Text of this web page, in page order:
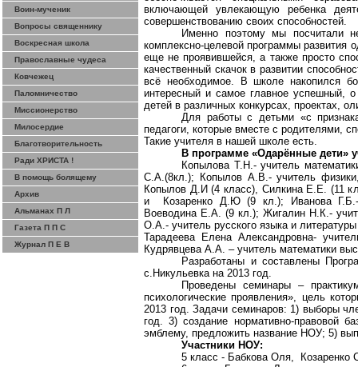
Воин-мученик
Вопросы священнику
Воскресная школа
Православные чудеса
Ковчежец
Паломничество
Миссионерство
Милосердие
Благотворительность
Ради ХРИСТА !
В помощь болящему
Архив
Альманах П Л
Газета П П С
Журнал П Е В
включающей увлекающую ребенка
совершенствованию своих способностей.
Именно поэтому мы посчитали
комплексно-целевой программы развития
еще не проявившейся, а также просто
качественный скачок в развитии
всё необходимое. В школе накопился
интересный и самое главное успешный,
детей в различных конкурсах, проектах,
Для работы с детьми «с
педагоги, которые вместе с родителями,
Такие учителя в нашей школе есть.
В программе «Одарённые дети»
Копылова Т.Н.- учитель
С.А.(8кл.); Копылов А.В.- учитель
Копылов Д.И (4 класс), Силкина Е.Е. (11
и
Козаренко Д.Ю (9 кл.); Иванова
Воеводина Е.А. (9 кл.); Жигалин Н.К.-
О.А.- учитель русского языка и
Тарадеева Елена Александровна-
Кудрявцева А.А. – учитель математики
Разработаны и составлены
с.Никульевка на 2013 год.
Проведены семинары –
психологические проявления», цель
2013 год. Задачи семинаров: 1) выборы
год. 3) создание нормативно-правовой
эмблему, предложить название НОУ; 5)
Участники НОУ:
5 класс - Бабкова Оля,
Козаренко